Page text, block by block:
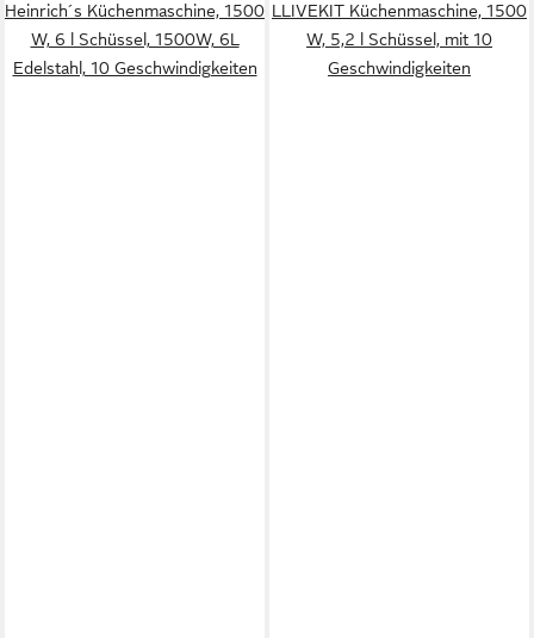
Heinrich´s Küchenmaschine, 1500
W, 6 l Schüssel, 1500W, 6L
Edelstahl, 10 Geschwindigkeiten
LLIVEKIT Küchenmaschine, 1500
W, 5,2 l Schüssel, mit 10
Geschwindigkeiten